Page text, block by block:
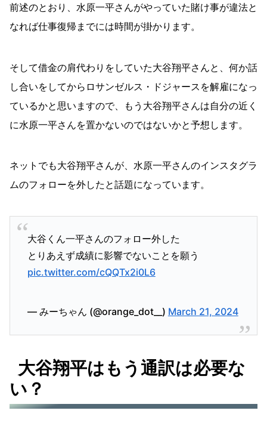
前述のとおり、水原一平さんがやっていた賭け事が違法と
なれば仕事復帰までには時間が掛かります。
そして借金の肩代わりをしていた大谷翔平さんと、何か話
し合いをしてからロサンゼルス・ドジャースを解雇になっ
ているかと思いますので、もう大谷翔平さんは自分の近く
に水原一平さんを置かないのではないかと予想します。
ネットでも大谷翔平さんが、水原一平さんのインスタグラ
ムのフォローを外したと話題になっています。
大谷くん一平さんのフォロー外した
とりあえず成績に影響でないことを願う
pic.twitter.com/cQQTx2i0L6
— みーちゃん (@orange_dot__) March 21, 2024
大谷翔平はもう通訳は必要な
い？